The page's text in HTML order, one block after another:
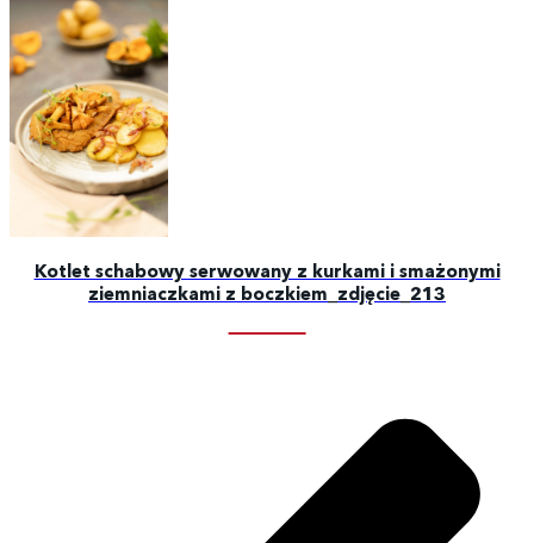
Kotlet schabowy serwowany z kurkami i smażonymi
ziemniaczkami z boczkiem_zdjęcie_213